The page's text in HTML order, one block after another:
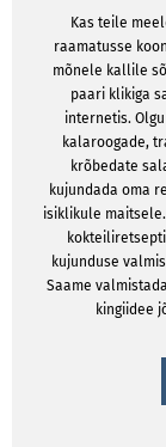
Kas teile
raamatusse
mõnele kallile
paari klikiga
internetis.
kalaroogade,
krõbedate
kujundada oma
isiklikule
kujunduse
Saame
kingiidee